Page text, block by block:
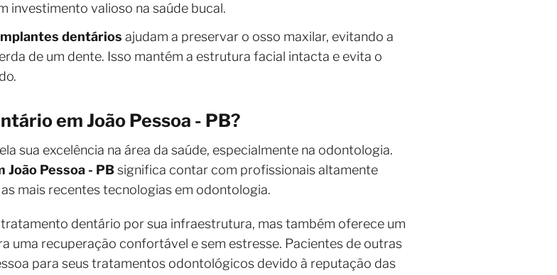
investimento valioso na saúde bucal.
dentários ajudam a preservar o osso maxilar, evitando a
de um dente. Isso mantém a estrutura facial intacta e evita o
em João Pessoa - PB?
sua excelência na área da saúde, especialmente na odontologia.
Pessoa - PBsignifica contar com profissionais altamente
mais recentes tecnologias em odontologia.
dentário por sua infraestrutura, mas também oferece um
uma recuperação confortável e sem estresse. Pacientes de outras
para seus tratamentos odontológicos devido à reputação das